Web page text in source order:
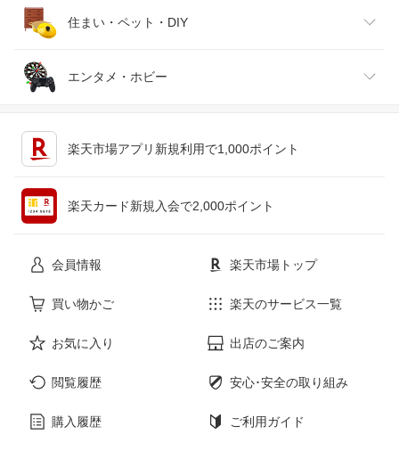
腕時計
ジュエリー・アクセサリー
スマートフォン・タブレット
パソコン・周辺機器
ゴルフ
車用品・バイク用品
車・バイク
住まい・ペット・DIY
インテリア・寝具・収納
エンタメ・ホビー
本・雑誌・コミック
楽天市場アプリ新規利用で1,000ポイント
楽天カード新規入会で2,000ポイント
会員情報 楽天市場トップ
買い物かご 楽天のサービス一覧
お気に入り 出店のご案内
閲覧履歴 安心･安全の取り組み
購入履歴 ご利用ガイド